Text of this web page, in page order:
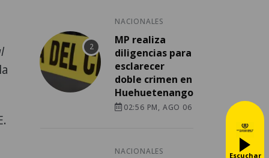
NACIONALES
MP realiza
diligencias para
esclarecer
doble crimen en
Huehuetenango
02:56 PM, AGO 06
NACIONALES Escuchar